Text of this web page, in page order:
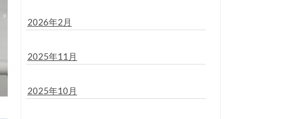
2026年2月
2025年11月
2025年10月